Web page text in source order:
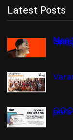
Latest Posts